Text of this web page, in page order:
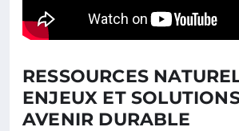
RESSOURCES
ENJEUX ET
AVENIR DURABLE